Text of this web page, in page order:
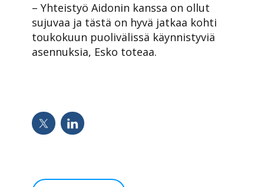
– Yhteistyö Aidonin kanssa on ollut
sujuvaa ja tästä on hyvä jatkaa kohti
toukokuun puolivälissä käynnistyviä
asennuksia, Esko toteaa.